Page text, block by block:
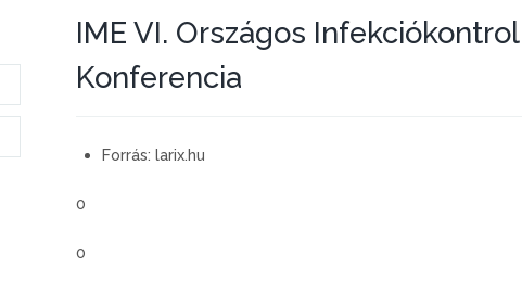
IME VI. Országos
Konferencia
Forrás: larix.hu
0
0